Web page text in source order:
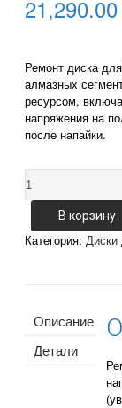
Ремонт диска
алмазных
ресурсом,
напряжения на
после напайки.
Количество
Ремонт
для
ПНЖБ
(жесткий
сегмент)
В корзину
Категория:
Описание
Детали